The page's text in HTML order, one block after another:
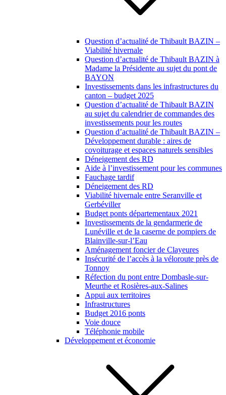
Question d’actualité de Thibault BAZIN –
Viabilité hivernale
Question d’actualité de Thibault BAZIN à
Madame la Présidente au sujet du pont de
BAYON
Investissements dans les infrastructures du
canton – budget 2025
Question d’actualité de Thibault BAZIN
au sujet du calendrier de commandes des
investissements pour les routes
Question d’actualité de Thibault BAZIN –
Développement durable : aires de
covoiturage et espaces naturels sensibles
Déneigement des RD
Aide à l’investissement pour les communes
Fauchage tardif
Déneigement des RD
Viabilité hivernale entre Seranville et
Gerbéviller
Budget ponts départementaux 2021
Investissements de la gendarmerie de
Lunéville et de la caserne de pompiers de
Blainville-sur-l’Eau
Aménagement foncier de Clayeures
Insécurité de l’accès à la véloroute près de
Tonnoy
Réfection du pont entre Dombasle-sur-
Meurthe et Rosières-aux-Salines
Appui aux territoires
Infrastructures
Budget 2016 ponts
Voie douce
Téléphonie mobile
Développement et économie